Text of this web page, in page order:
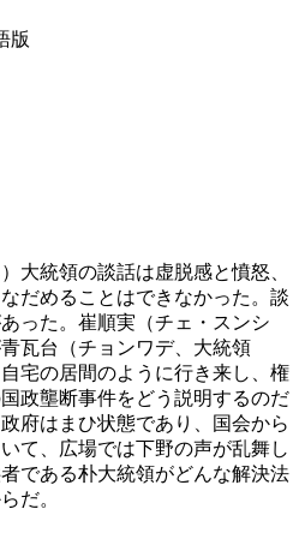
版
大統領の談話は虚脱感と憤怒、
だめることはできなかった。談
った。崔順実（チェ・スンシ
瓦台（チョンワデ、大統領
宅の居間のように行き来し、権
政壟断事件をどう説明するのだ
府はまひ状態であり、国会から
て、広場では下野の声が乱舞し
である朴大統領がどんな解決法
だ。